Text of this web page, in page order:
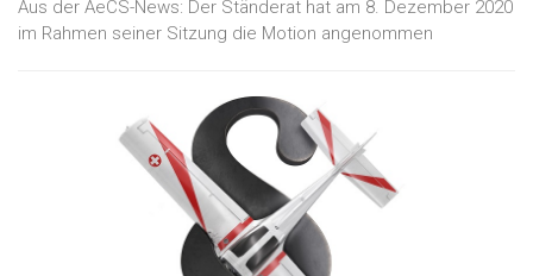
Aus der AeCS-News: Der Ständerat hat am 8. Dezember 2020
im Rahmen seiner Sitzung die Motion angenommen